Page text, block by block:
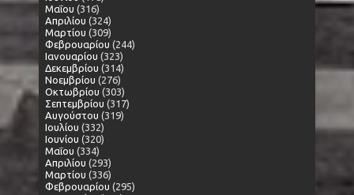
Μαΐου (316)
Απριλίου (324)
Μαρτίου (309)
Φεβρουαρίου (244)
Ιανουαρίου (323)
Δεκεμβρίου (314)
Νοεμβρίου (276)
Οκτωβρίου (303)
Σεπτεμβρίου (317)
Αυγούστου (319)
Ιουλίου (332)
Ιουνίου (320)
Μαΐου (334)
Απριλίου (293)
Μαρτίου (336)
Φεβρουαρίου (295)